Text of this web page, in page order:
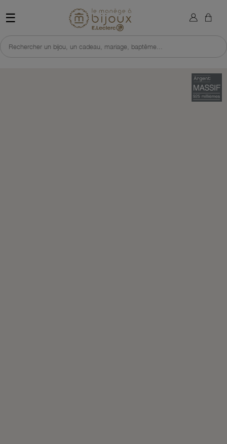
☰ Retour à l'accueil du site
Rechercher un bijou, un cadeau, mariage, baptême...
×